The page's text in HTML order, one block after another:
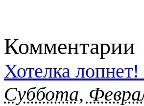
Комментарии
Хотелка лопнет!
Суббота,